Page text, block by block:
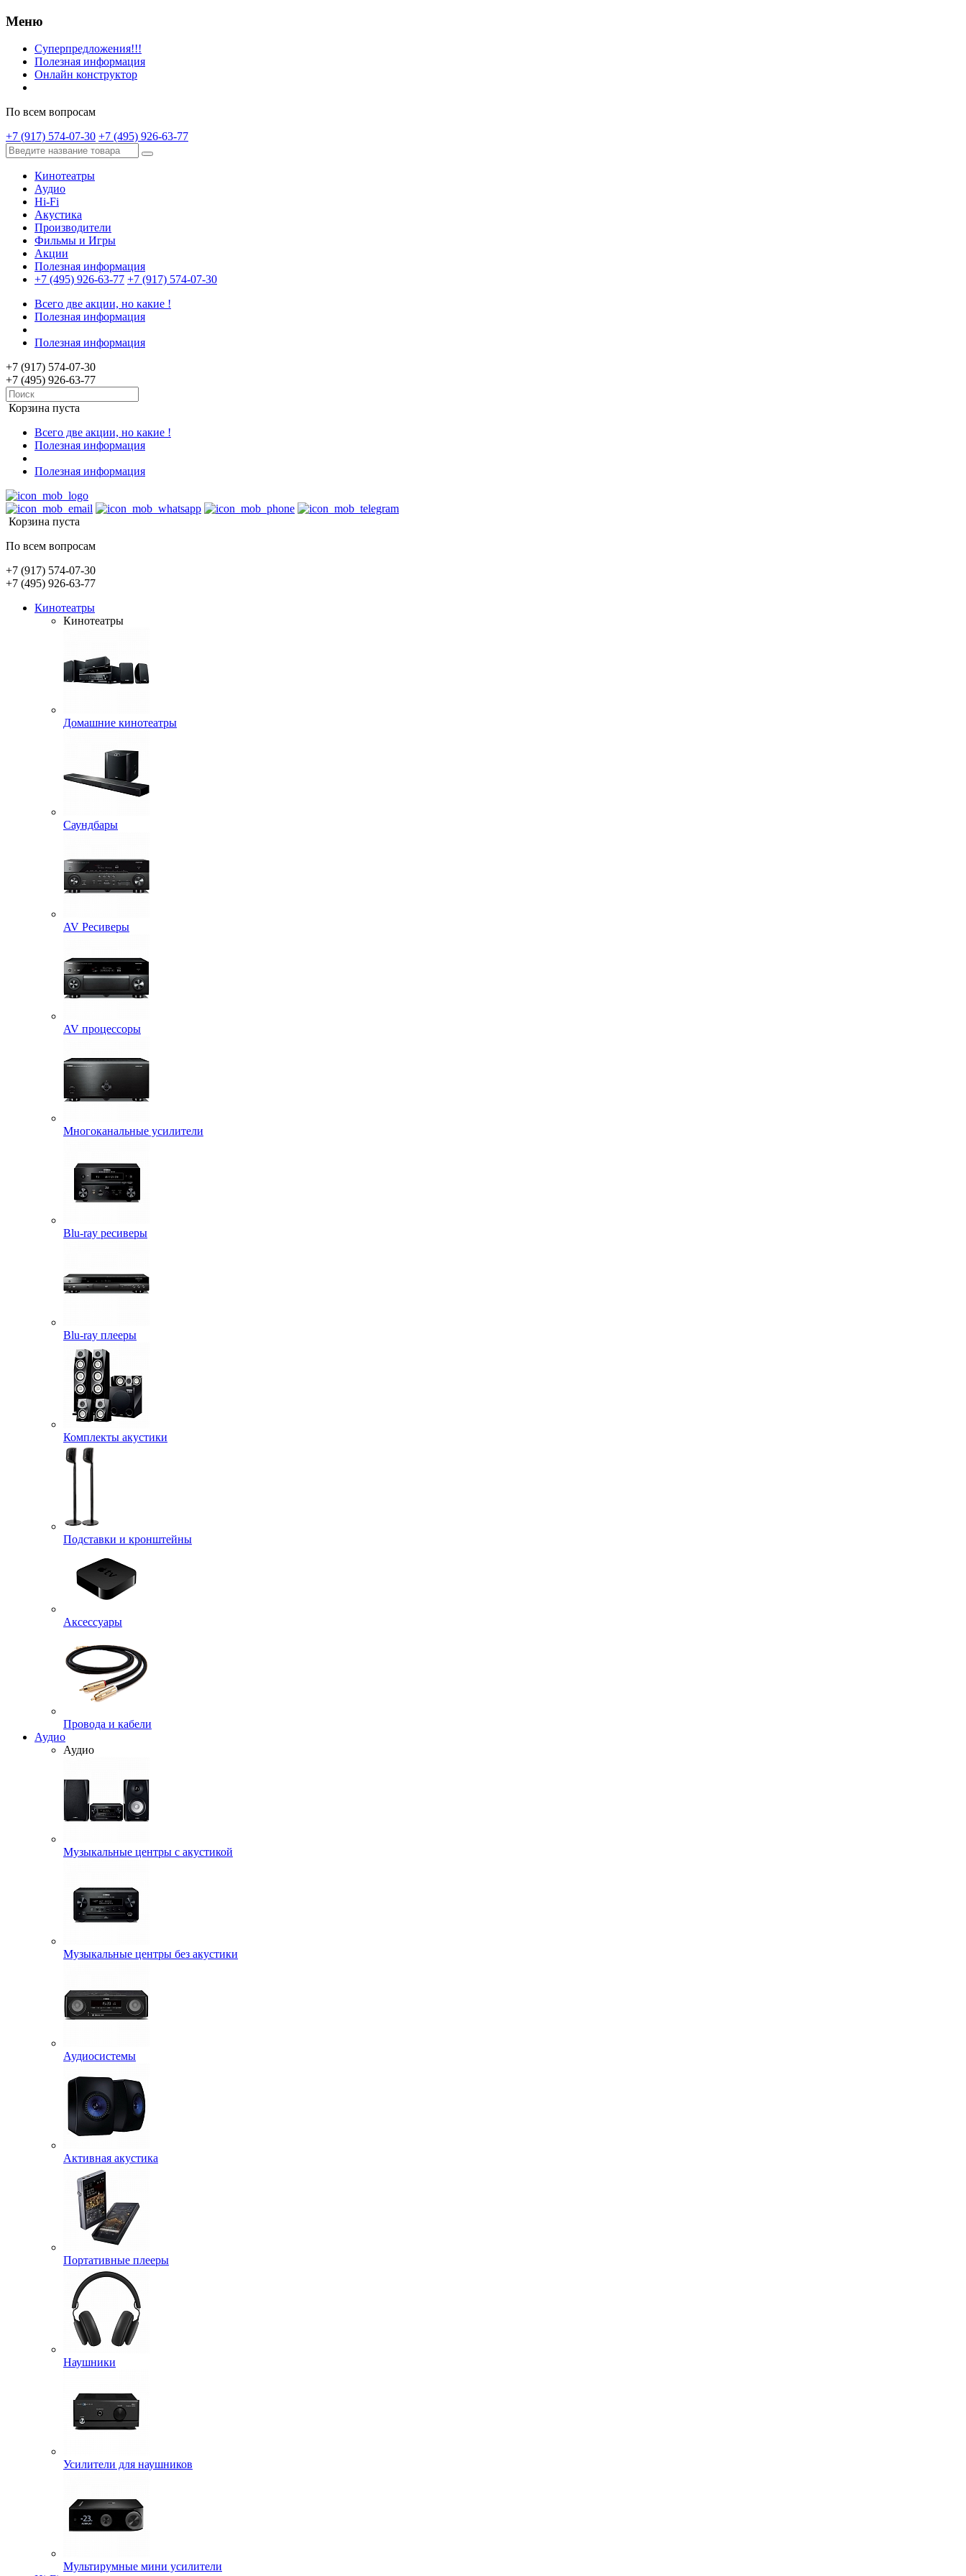
Меню
Суперпредложения!!!
Полезная информация
Онлайн конструктор
По всем вопросам
+7 (917) 574-07-30 +7 (495) 926-63-77
Кинотеатры
Аудио
Hi-Fi
Акустика
Производители
Фильмы и Игры
Акции
Полезная информация
+7 (495) 926-63-77 +7 (917) 574-07-30
Всего две акции, но какие !
Полезная информация
Полезная информация
+7 (917) 574-07-30
+7 (495) 926-63-77
Корзина пуста
Всего две акции, но какие !
Полезная информация
Полезная информация
Корзина пуста
По всем вопросам
+7 (917) 574-07-30
+7 (495) 926-63-77
Кинотеатры
Кинотеатры
Домашние кинотеатры
Саундбары
AV Ресиверы
AV процессоры
Многоканальные усилители
Blu-ray ресиверы
Blu-ray плееры
Комплекты акустики
Подставки и кронштейны
Аксессуары
Провода и кабели
Аудио
Аудио
Музыкальные центры с акустикой
Музыкальные центры без акустики
Аудиосистемы
Активная акустика
Портативные плееры
Наушники
Усилители для наушников
Мультирумные мини усилители